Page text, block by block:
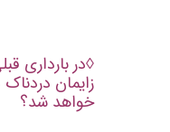
◊در بارداری
زایمان
خواهد شد؟